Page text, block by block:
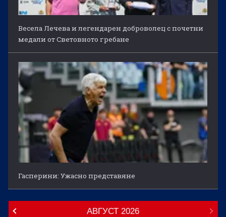
Весела Лечева и легендарен доброволец с почетни
медали от Световното гребане
Гасперини: Ужасно представяне
АВГУСТ 2026